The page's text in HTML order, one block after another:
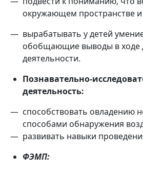
окружающем пространстве и
вырабатывать у детей
обобщающие выводы в ходе
деятельности.
Познавательно-
деятельность:
способствовать овладению
способами обнаружения
развивать навыки
ФЭМП: